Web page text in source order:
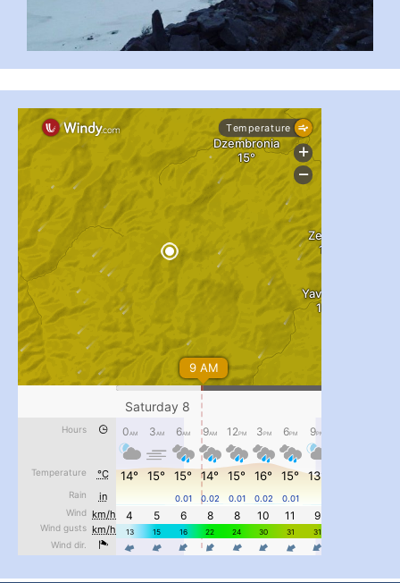
...
pimrec_project
#PipIvanToday #PipIvanWeather
...
pimrec_project